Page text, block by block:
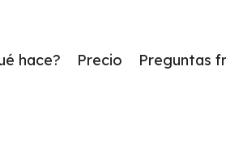
hace? Precio Preguntas